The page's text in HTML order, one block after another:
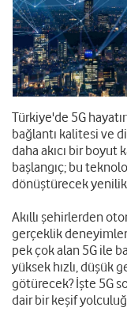
Türkiye'de 5G
bağlantı kalitesi ve
daha akıcı bir boyut
başlangıç; bu
dönüştürecek
Akıllı şehirlerden
gerçeklik
pek çok alan 5G ile
yüksek hızlı, düşük
götürecek? İşte 5G
dair bir keşif